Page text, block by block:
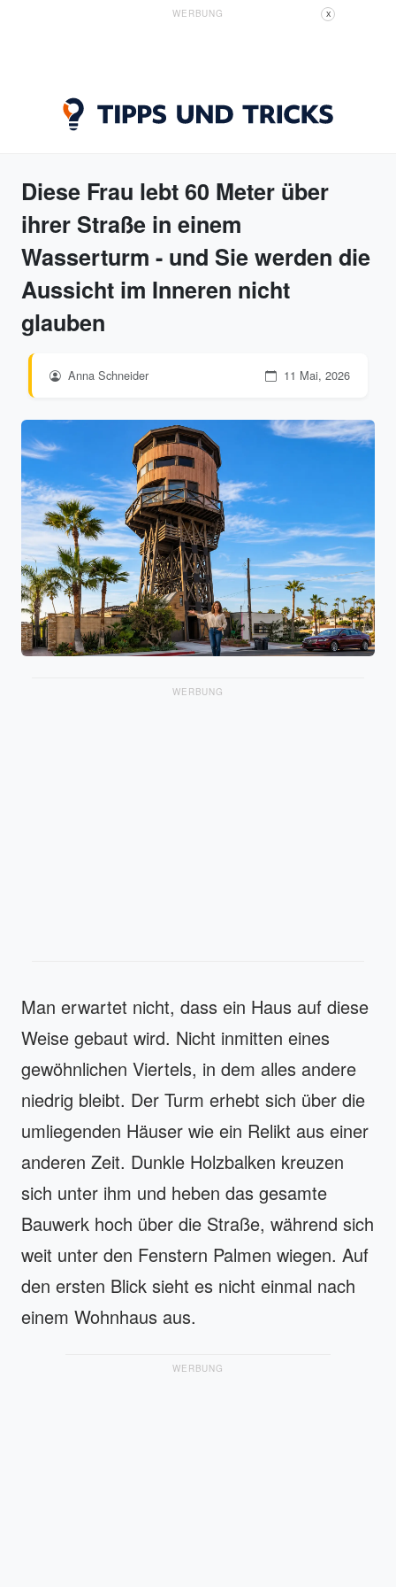
WERBUNG X
Diese Frau lebt 60 Meter über
ihrer Straße in einem
Wasserturm - und Sie werden die
Aussicht im Inneren nicht
glauben
Anna Schneider 11 Mai, 2026
WERBUNG
Man erwartet nicht, dass ein Haus auf diese
Weise gebaut wird. Nicht inmitten eines
gewöhnlichen Viertels, in dem alles andere
niedrig bleibt. Der Turm erhebt sich über die
umliegenden Häuser wie ein Relikt aus einer
anderen Zeit. Dunkle Holzbalken kreuzen
sich unter ihm und heben das gesamte
Bauwerk hoch über die Straße, während sich
weit unter den Fenstern Palmen wiegen. Auf
den ersten Blick sieht es nicht einmal nach
einem Wohnhaus aus.
WERBUNG